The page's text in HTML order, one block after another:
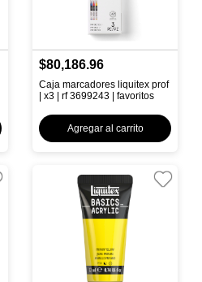
$80,186.96
Caja marcadores liquitex prof
| x3 | rf 3699243 | favoritos
Agregar al carrito